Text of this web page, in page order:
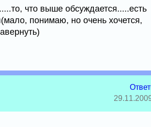
что выше обсуждается.....есть
понимаю, но очень хочется,